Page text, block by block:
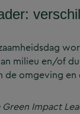
milieu en/of
omgeving en
Green Impact